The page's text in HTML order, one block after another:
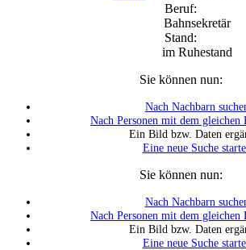
Beruf:
Bahnsekretär
Stand:
im Ruhestand
Sie können nun:
Nach Nachbarn
Nach Personen mit dem gleichen
Ein Bild bzw. Daten
Eine neue Suche
Sie können nun:
Nach Nachbarn
Nach Personen mit dem gleichen
Ein Bild bzw. Daten
Eine neue Suche